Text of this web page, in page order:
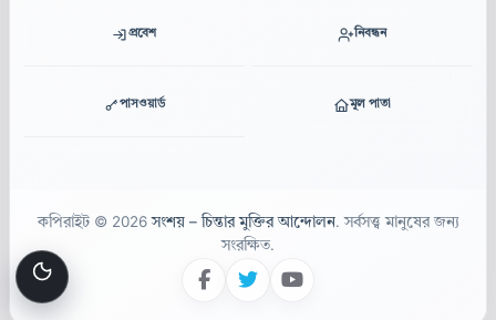
প্রবেশ নিবন্ধন
পাসওয়ার্ড মূল পাতা
কপিরাইট © 2026সংশয় – চিন্তার মুক্তির আন্দোলন. সর্বসত্ত্ব মানুষের জন্য
সংরক্ষিত.